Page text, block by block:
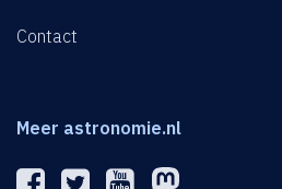
Contact
Meer astronomie.nl